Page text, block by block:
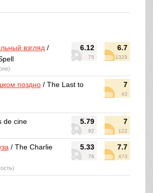
6.12
75
6.7
1329
взгляд /
7
43
поздно / The Last to
5.79
92
7
122
de cine
5.33
78
7.7
473
/ The Charlie